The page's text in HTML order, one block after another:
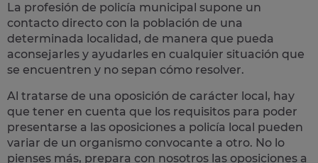
La profesión de policía municipal supone un
contacto directo con la población de una
determinada localidad, de manera que pueda
aconsejarles y ayudarles en cualquier situación que
se encuentren y no sepan cómo resolver.
Al tratarse de una oposición de carácter local, hay
que tener en cuenta que los requisitos para poder
presentarse a las oposiciones a policía local pueden
variar de un organismo convocante a otro. No lo
pienses más, prepara con nosotros las oposiciones a